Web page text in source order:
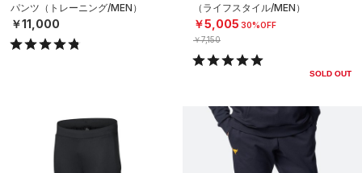
パンツ（トレーニング/MEN）
￥11,000
（ライフスタイル/MEN）
￥5,005 30%OFF
￥7,150
SOLD OUT